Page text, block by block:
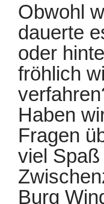
Obwohl
dauerte
oder
fröhlich
Haben
Fragen
viel
Burg